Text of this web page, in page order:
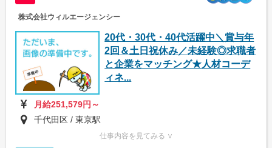
株式会社ウィルエージェンシー
20代・30代・40代活躍中＼賞与年
2回＆土日祝休み／未経験◎求職者
と企業をマッチング★人材コーデ
ィネ...
月給251,579円～
千代田区 / 東京駅
仕事内容を見てみる ∨